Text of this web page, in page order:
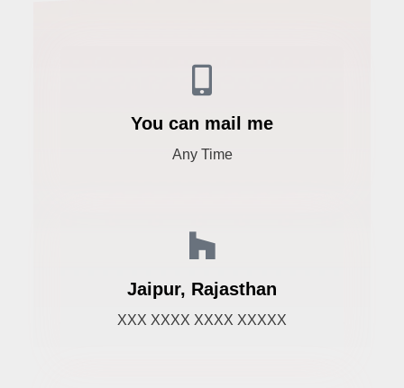
You can mail me
Any Time
Jaipur, Rajasthan
XXX XXXX XXXX XXXXX